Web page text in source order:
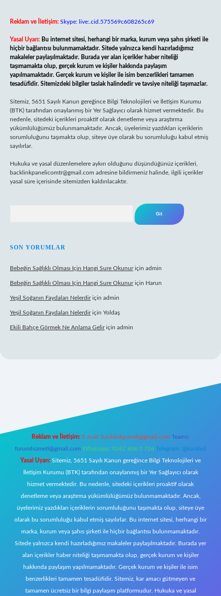
Reklam ve İletişim: Skype: live:.cid.575569c608265c69
Yasal Uyarı: Bu internet sitesi, herhangi bir marka, kurum veya şahıs şirketi ile
hiçbir bağlantısı bulunmamaktadır. Sitede yalnızca kendi hazırladığımız
makaleler paylaşılmaktadır. Burada yer alan içerikler haber niteliği
taşımamakta olup, gerçek kurum ve kişiler hakkında paylaşım
yapılmamaktadır. Gerçek kurum ve kişiler ile isim benzerlikleri tamamen
tesadüfidir. Sitemizdeki bilgiler taslak halindedir ve tavsiye niteliği taşımazlar.
Sitemiz, 5651 Sayılı Kanun gereğince Bilgi Teknolojileri ve İletişim Kurumu
(BTK) tarafından onaylanmış bir Yer Sağlayıcı olarak hizmet vermektedir. Bu
nedenle, sitedeki içerikleri proaktif olarak denetleme veya araştırma
yükümlülüğümüz bulunmamaktadır. Ancak, üyelerimiz yazdıkları içeriklerin
sorumluluğunu taşımakta olup, siteye üye olarak bu sorumluluğu kabul etmiş
sayılırlar.
Hukuka ve yasal düzenlemelere aykırı olduğunu düşündüğünüz içerikleri,
backlinkpanelicomtr@gmail.com adresine bildirmeniz halinde, ilgili içerikler
yasal süre içerisinde sitemizden kaldırılacaktır.
SON YORUMLAR
Bebeğin Sağlıklı Olması Için Hangi Sure Okunuriçin admin
Bebeğin Sağlıklı Olması Için Hangi Sure Okunuriçin Harun
Yeşil Soğanın Faydaları Nelerdiriçin admin
Yeşil Soğanın Faydaları Nelerdiriçin Yoldaş
Ekili Bahçe Görmek Ne Anlama Geliriçin admin
Reklam ve İletişim: E-mail: backlinkpaneli@gmail.com Teams:
forumhizmeti@gmail.com Whatsapp: 0262 606 0 726 Telegram: @karabul
Yasal Uyarı: Sitemiz, 5651 Sayılı Kanun gereğince Bilgi Teknolojileri ve
İletişim Kurumu (BTK) tarafından onaylanmış bir Yer Sağlayıcı olarak
hizmet vermektedir. Bu nedenle, sitedeki içerikleri proaktif olarak
denetleme veya araştırma yükümlülüğümüz bulunmamaktadır. Ancak,
üyelerimiz yazdıkları içeriklerin sorumluluğunu taşımakta olup, siteye üye
olarak bu sorumluluğu kabul etmiş sayılırlar. Bu internet sitesi, herhangi bir
marka, kurum veya şahıs şirketi ile hiçbir bağlantısı bulunmamaktadır.
Sitede yalnızca kendi hazırladığımız makaleler paylaşılmaktadır. Burada yer
alan içerikler haber niteliği taşımamakta olup, gerçek kurum ve kişiler
hakkında paylaşım yapılmamaktadır. Gerçek kurum ve kişiler ile isim
benzerlikleri tamamen tesadüfidir. Sitemiz, kar amacı gütmeyen ve
tamamen ücretsiz bir bilgi paylaşım platformudur. Hukuka ve yasal